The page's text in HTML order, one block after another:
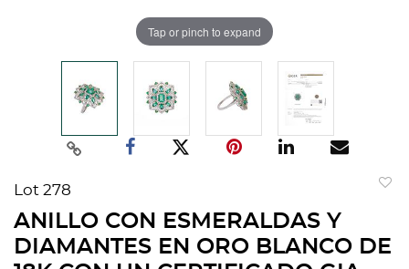
Tap or pinch to expand
Lot 278
ANILLO CON ESMERALDAS Y
DIAMANTES EN ORO BLANCO DE